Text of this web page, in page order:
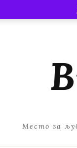
Место за